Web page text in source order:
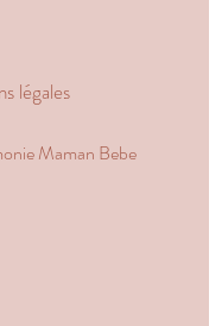
légales
Maman Bebe